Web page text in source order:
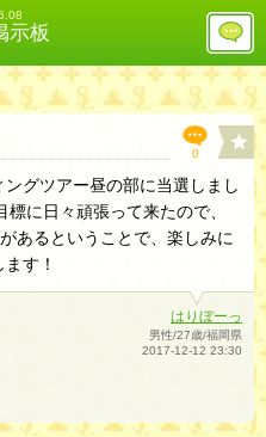
示板
レ
投
稿
欄
0
グツアー昼の部に当選しまし
に日々頑張って来たので、
あるということで、楽しみに
す！
はりぼーっ
男性/27歳/福岡県
2017-12-12 23:30